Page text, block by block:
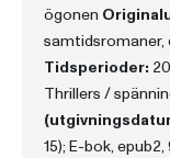
ögonen
samtidsromaner,
Tidsperioder:
Thrillers /
15); E-bok,